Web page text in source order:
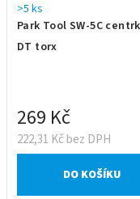
Park Tool SW-5C
DT torx
>5 ks
222,31 Kč bez DPH
269 Kč
DO KOŠÍKU